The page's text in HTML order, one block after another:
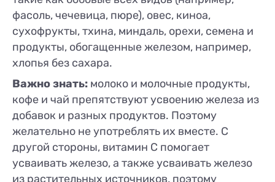
фасоль, чечевица, пюре), овес, киноа,
сухофрукты, тхина, миндаль, орехи, семена и
продукты, обогащенные железом, например,
хлопья без сахара.
Важно знать: молоко и молочные продукты,
кофе и чай препятствуют усвоению железа из
добавок и разных продуктов. Поэтому
желательно не употреблять их вместе. С
другой стороны, витамин С помогает
усваивать железо, а также усваивать железо
из растительных источников, поэтому